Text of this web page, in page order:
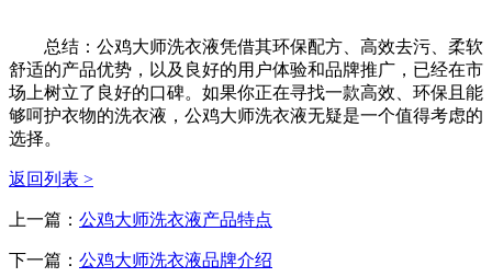
总结：公鸡大师洗衣液凭借其环保配方、高效去污、柔软
舒适的产品优势，以及良好的用户体验和品牌推广，已经在市
场上树立了良好的口碑。如果你正在寻找一款高效、环保且能
够呵护衣物的洗衣液，公鸡大师洗衣液无疑是一个值得考虑的
选择。
返回列表 >
上一篇： 公鸡大师洗衣液产品特点
下一篇： 公鸡大师洗衣液品牌介绍